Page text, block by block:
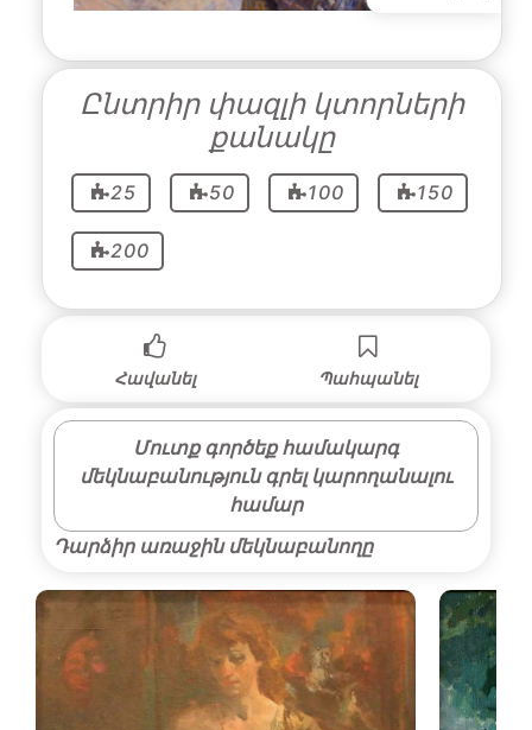
Ընտրիր փազլի կտորների
քանակը
25 50 100 150
200
Հավանել Պահպանել
Մուտք գործեք համակարգ
մեկնաբանություն գրել կարողանալու
համար
Դարձիր առաջին մեկնաբանողը